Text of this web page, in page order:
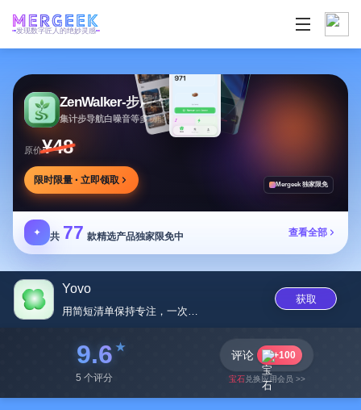
发现数字匠人的绝妙灵感
ZenWalker-步履生花
集计步导航白噪音等多功能于一体的健康应用
原价¥48
限时限量 · 立即领取 Mergeek 独家限免
✦ 共 77 款精选产品独家限免中 查看全部
Yovo
用简短清单保持专注，一次一项完...
获取
9.6
5 个评分
评论 +100
宝石兑换应用会员 >>